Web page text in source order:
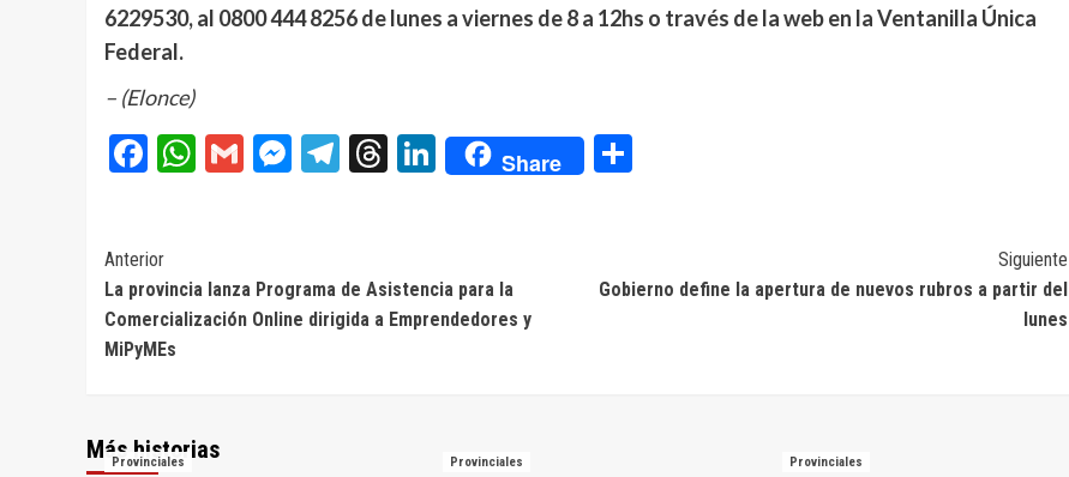
6229530, al 0800 444 8256 de lunes a viernes de 8 a 12hs o través de la web en la Ventanilla Única
Federal.
– (Elonce)
Facebook
WhatsApp
GmailMessenger
Telegram
Threads
LinkedIn
Share
Navegación
de
entradas
Anterior
La provincia lanza Programa de Asistencia para la
Comercialización Online dirigida a Emprendedores y
MiPyMEs
Siguiente
Gobierno define la apertura de nuevos rubros a partir del
lunes
Más historias
Provinciales Provinciales Provinciales